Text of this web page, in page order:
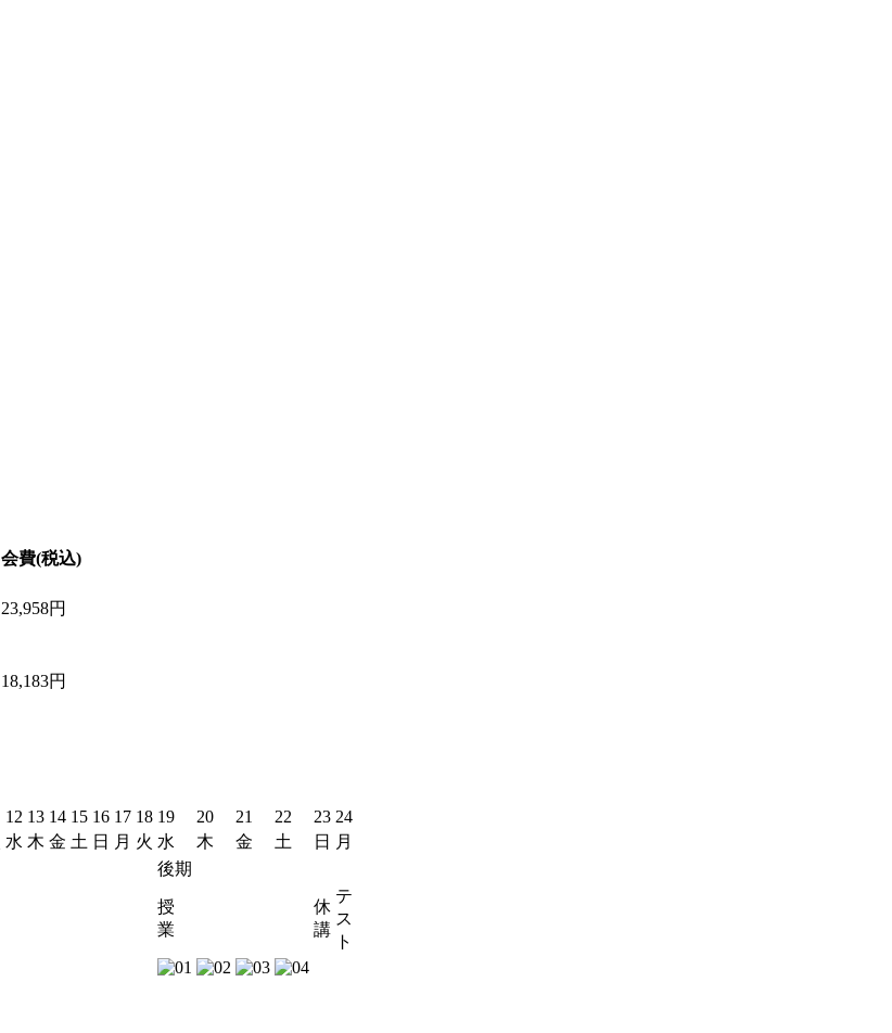
会費(税込)
23,958円
18,183円
12 13 14 15 16 17 18 19 20 21 22 23 24
水 木 金 土 日 月 火 水 木 金 土 日 月
後期
授
業
休
講
テ
ス
ト